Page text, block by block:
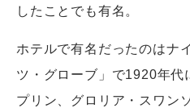
したことでも有名。
ホテルで有名だったのはナ
ツ・グローブ」で1920年代
プリン、グロリア・スワン